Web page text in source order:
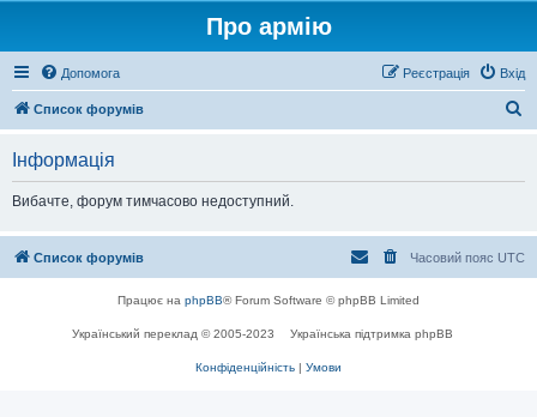
Про армію
Допомога Вхід
Реєстрація
Список форумів
Інформація
Вибачте, форум тимчасово недоступний.
Список форумів Часовий пояс UTC
Працює на phpBB® Forum Software © phpBB Limited
Український переклад © 2005-2023 Українська підтримка phpBB
Конфіденційність | Умови